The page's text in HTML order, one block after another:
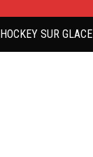
HOCKEY SUR GLACE